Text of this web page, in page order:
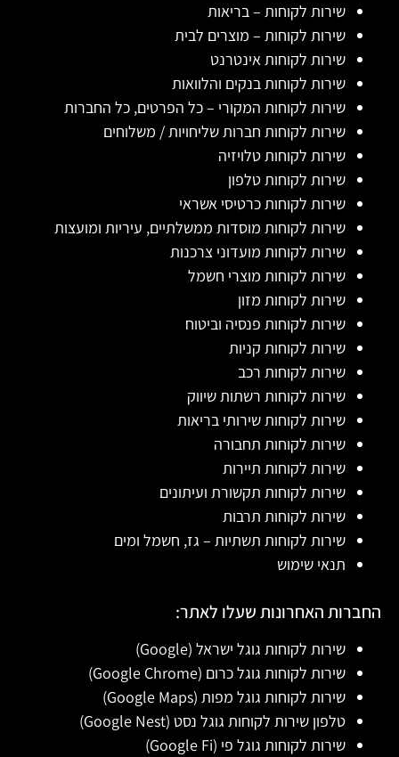
שירות לקוחות – בריאות
שירות לקוחות – מוצרים לבית
שירות לקוחות אינטרנט
שירות לקוחות בנקים והלוואות
שירות לקוחות המקורי – כל הפרטים, כל החברות
שירות לקוחות חברות שליחויות / משלוחים
שירות לקוחות טלויזיה
שירות לקוחות טלפון
שירות לקוחות כרטיסי אשראי
שירות לקוחות מוסדות ממשלתיים, עיריות ומועצות
שירות לקוחות מועדוני צרכנות
שירות לקוחות מוצרי חשמל
שירות לקוחות מזון
שירות לקוחות פנסיה וביטוח
שירות לקוחות קניות
שירות לקוחות רכב
שירות לקוחות רשתות שיווק
שירות לקוחות שירותי בריאות
שירות לקוחות תחבורה
שירות לקוחות תיירות
שירות לקוחות תקשורת ועיתונים
שירות לקוחות תרבות
שירות לקוחות תשתיות – גז, חשמל ומים
תנאי שימוש
החברות האחרונות שעלו לאתר:
שירות לקוחות גוגל ישראל (Google)
שירות לקוחות גוגל כרום (Google Chrome)
שירות לקוחות גוגל מפות (Google Maps)
טלפון שירות לקוחות גוגל נסט (Google Nest)
שירות לקוחות גוגל פי (Google Fi)